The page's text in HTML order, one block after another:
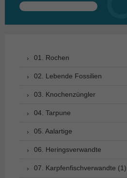
Suchen
01. Rochen
02. Lebende Fossilien
03. Knochenzüngler
04. Tarpune
05. Aalartige
06. Heringsverwandte
07. Karpfenfischverwandte